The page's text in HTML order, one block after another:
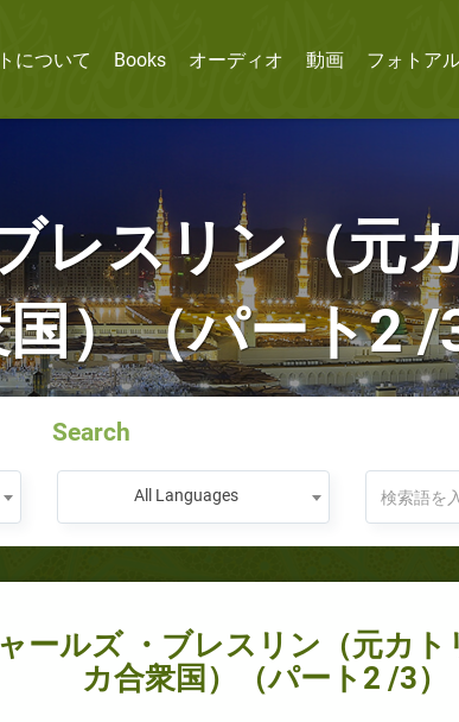
について Books オーディオ 動画 フォトア
レスリン（元
）（パート2 /
Search
All Languages
ールズ ・ブレスリン（元カト
カ合衆国）（パート2 /3）